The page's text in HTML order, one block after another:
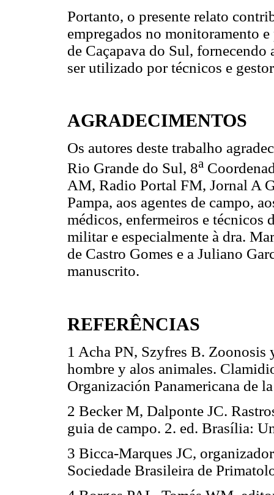
Portanto, o presente relato
empregados no monitoramento
de Caçapava do Sul, fornecendo
ser utilizado por técnicos e
AGRADECIMENTOS
Os autores deste trabalho
Rio Grande do Sul, 8a
AM, Radio Portal FM, Jornal A
Pampa, aos agentes de campo,
médicos, enfermeiros e técnicos
militar e especialmente à dra.
de Castro Gomes e a Juliano
manuscrito.
REFERÊNCIAS
1 Acha PN, Szyfres B. Zoonosis
hombre y alos animales.
Organización Panamericana de
2 Becker M, Dalponte JC.
guia de campo. 2. ed. Brasília:
3 Bicca-Marques JC,
Sociedade Brasileira de